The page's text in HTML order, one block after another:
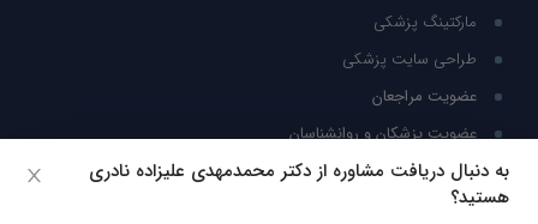
مارکتینگ پزشکی
طراحی سایت پزشکی
عضویت مراجعان
عضویت پزشکان و روانشناسان
جستجوی پزشک و روانشناس
پرسش و پاسخ
به دنبال دریافت مشاوره از دکتر محمدمهدی علیزاده نادری
هستید؟